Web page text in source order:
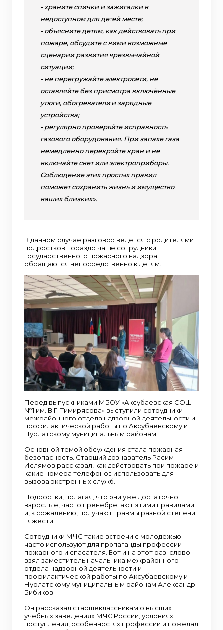
- храните спички и зажигалки в
недоступном для детей месте;
- объясните детям, как действовать при
пожаре, обсудите с ними возможные
сценарии развития чрезвычайной
ситуации;
- не перегружайте электросети, не
оставляйте без присмотра включённые
утюги, обогреватели и зарядные
устройства;
- регулярно проверяйте исправность
газового оборудования. При запахе газа
немедленно перекройте кран и не
включайте свет или электроприборы.
Соблюдение этих простых правил
поможет сохранить жизнь и имущество
ваших близких».
В данном случае разговор ведется с родителями
подростков. Гораздо чаще сотрудники
государственного пожарного надзора
обращаются непосредственно к детям.
Перед выпускниками МБОУ «Аксубаевская СОШ
№1 им. В.Г. Тимирясова» выступили сотрудники
межрайонного отдела надзорной деятельности и
профилактической работы по Аксубаевскому и
Нурлатскому муниципальным районам.
Основной темой обсуждения стала пожарная
безопасность. Старший дознаватель Расим
Ислямов рассказал, как действовать при пожаре и
какие номера телефонов использовать для
вызова экстренных служб.
Подростки, полагая, что они уже достаточно
взрослые, часто пренебрегают этими правилами
и, к сожалению, получают травмы разной степени
тяжести.
Сотрудники МЧС такие встречи с молодежью
часто используют для пропаганды профессии
пожарного и спасателя. Вот и на этот раз слово
взял заместитель начальника межрайонного
отдела надзорной деятельности и
профилактической работы по Аксубаевскому и
Нурлатскому муниципальным районам Александр
Бибиков.
Он рассказал старшеклассникам о высших
учебных заведениях МЧС России, условиях
поступления, особенностях профессии и пожелал